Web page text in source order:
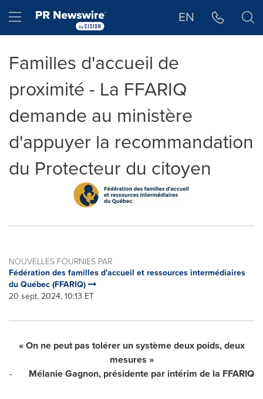
Hamburger menu EN
Familles d'accueil de
proximité - La FFARIQ
demande au ministère
d'appuyer la recommandation
du Protecteur du citoyen
NOUVELLES FOURNIES PAR
Fédération des familles d'accueil et ressources intermédiaires
du Québec (FFARIQ)
20 sept, 2024, 10:13 ET
« On ne peut pas tolérer un système deux poids, deux
mesures »
- Mélanie Gagnon, présidente par intérim de la FFARIQ